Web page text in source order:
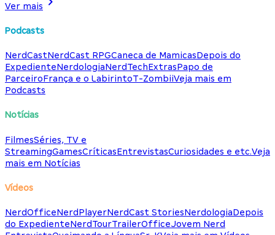
Ver mais
Podcasts
NerdCastNerdCast RPGCaneca de MamicasDepois do
ExpedienteNerdologiaNerdTechExtrasPapo de
ParceiroFrança e o LabirintoT-ZombiiVeja mais em
Podcasts
Notícias
FilmesSéries, TV e
StreamingGamesCríticasEntrevistasCuriosidades e etc.Veja
mais em Notícias
Vídeos
NerdOfficeNerdPlayerNerdCast StoriesNerdologiaDepois
do ExpedienteNerdTourTrailerOfficeJovem Nerd